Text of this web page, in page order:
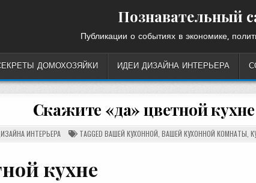
Познавательный
Публикации о событиях в экономике,
ДОМОХОЗЯЙКИ ИДЕИ ДИЗАЙНА ИНТЕРЬЕРА
Скажите «да» цветной кухне
ИНТЕРЬЕРА TAGGED ВАШЕЙ КУХОННОЙ ВАШЕЙ КУХОННОЙ КОМНАТЫ
кухне